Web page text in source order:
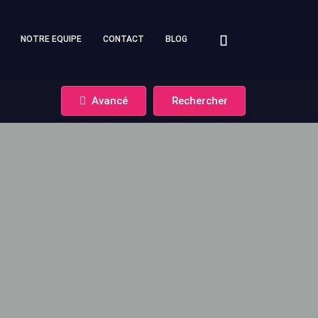
NOTRE EQUIPE CONTACT BLOG
Avancé Rechercher